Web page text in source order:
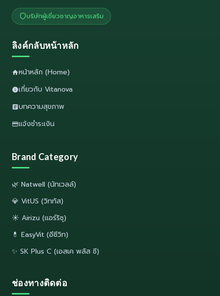
บริษัทผู้เชี่ยวชาญอาหารเสริม
ลิงค์กลับหน้าหลัก
หน้าหลัก (Home)
เกี่ยวกับ Vitanova
บทความสุขภาพ
แจ้งชำระเงิน
Brand Category
🌿 Natwell (นัทเวลล์)
💎 VitUS (วิททัส)
☀️ Airizu (แอร์ริซุ)
💊 EasyVit (อีซีวิท)
✨ SK Plus C (เอสเค พลัส ซี)
ช่องทางติดต่อ